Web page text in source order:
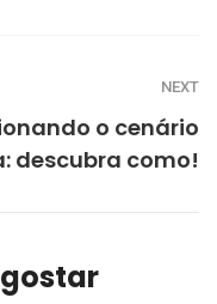
NEXT
o cenário
descubra como!